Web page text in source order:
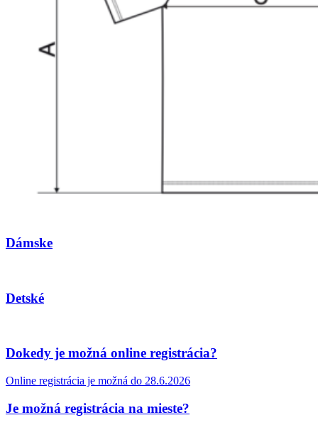
Dámske
Detské
Dokedy je možná online registrácia?
Online registrácia je možná do 28.6.2026
Je možná registrácia na mieste?